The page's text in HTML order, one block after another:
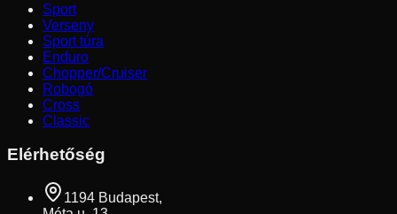
Sport
Verseny
Sport túra
Enduro
Chopper/Cruiser
Robogó
Cross
Classic
Elérhetőség
1194 Budapest,